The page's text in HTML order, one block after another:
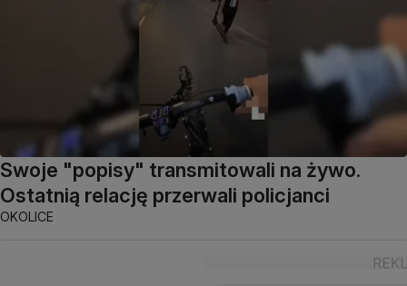
Swoje "popisy" transmitowali na żywo.
Ostatnią relację przerwali policjanci
OKOLICE